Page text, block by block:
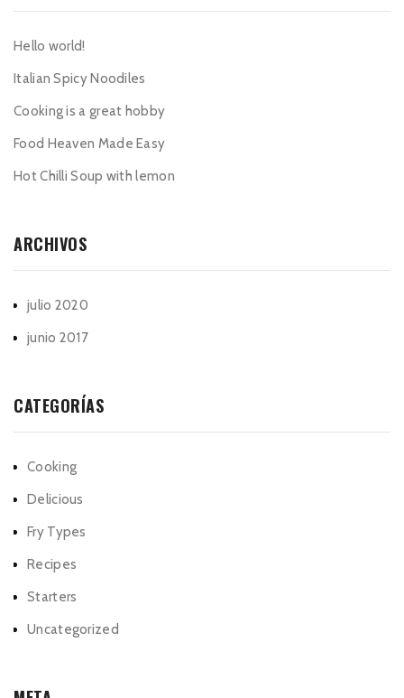
Hello world!
Italian Spicy Noodiles
Cooking is a great hobby
Food Heaven Made Easy
Hot Chilli Soup with lemon
ARCHIVOS
julio 2020
junio 2017
CATEGORÍAS
Cooking
Delicious
Fry Types
Recipes
Starters
Uncategorized